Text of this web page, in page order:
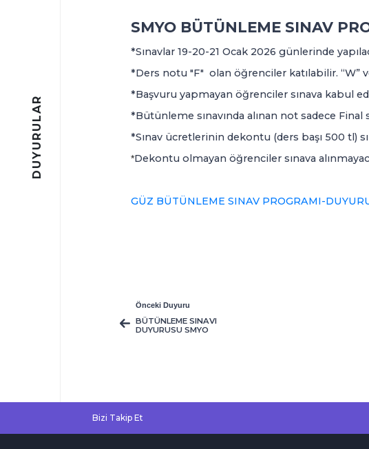
DUYURULAR
SMYO BÜTÜNLEME SINAV
*Sınavlar 19-20-21 Ocak 2026 günlerinde
*Ders notu "F" olan öğrenciler katılabilir. “W”
*Başvuru yapmayan öğrenciler sınava kabul
*Bütünleme sınavında alınan not sadece Final
*Sınav ücretlerinin dekontu (ders başı 500 tl)
*Dekontu olmayan öğrenciler sınava
GÜZ BÜTÜNLEME SINAV PROGRAMI-
Önceki Duyuru
BÜTÜNLEME SINAVI
DUYURUSU SMYO
Bizi Takip Et